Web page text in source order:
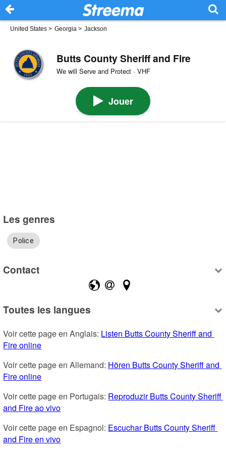
United States > Georgia > Jackson
Butts County Sheriff and Fire
We will Serve and Protect · VHF
Jouer
Les genres
Police
Contact
Toutes les langues
Voir cette page en Anglais: Listen Butts County Sheriff and
Fire online
Voir cette page en Allemand: Hören Butts County Sheriff and
Fire online
Voir cette page en Portugais: Reproduzir Butts County Sheriff
and Fire ao vivo
Voir cette page en Espagnol: Escuchar Butts County Sheriff
and Fire en vivo